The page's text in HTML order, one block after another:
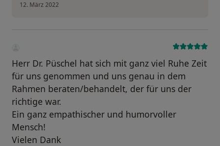
12. März 2022
Herr Dr. Püschel hat sich mit ganz viel Ruhe Zeit
für uns genommen und uns genau in dem
Rahmen beraten/behandelt, der für uns der
richtige war.
Ein ganz empathischer und humorvoller
Mensch!
Vielen Dank